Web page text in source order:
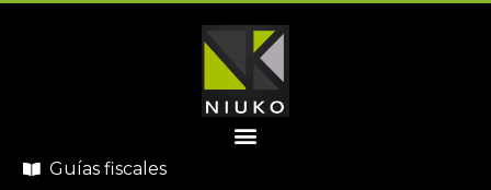
Guías fiscales